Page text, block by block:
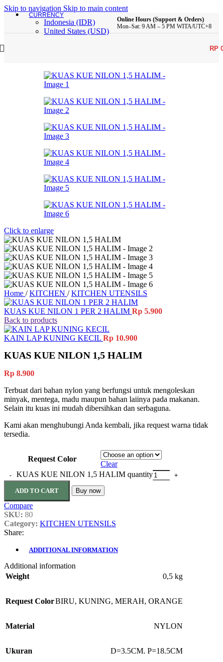
Skip to navigation Skip to main content
CURRENCY
Indonesia (IDR)
United States (USD)
Online Hours (Support & Orders)
Mon–Sat: 9 AM – 5 PM WITA/UTC+8
RP
Click to enlarge
Home / KITCHEN / KITCHEN UTENSILS
KUAS KUE NILON 1 PER 2 HALIM Rp 5.900
Back to products
KAIN LAP KUNING KECIL Rp 10.900
KUAS KUE NILON 1,5 HALIM
Rp 8.900
Terbuat dari bahan nylon yang berfungsi untuk mengoleskan
minyak, mentega, madu maupun bahan laiinya pada makanan.
Selain itu kuas ini mudah dibersihkan dan serbaguna.
Kami akan menghubungi Anda kembali, jika request warna tidak
tersedia.
Request Color
Clear
KUAS KUE NILON 1,5 HALIM quantity
ADD TO CART Buy now
Compare
SKU: 80
Category: KITCHEN UTENSILS
Share:
ADDITIONAL INFORMATION
Additional information
Weight
0,5 kg
Request ColorBIRU, KUNING, MERAH, ORANGE
Material NYLON
Ukuran D=3.5CM. P=18.5CM